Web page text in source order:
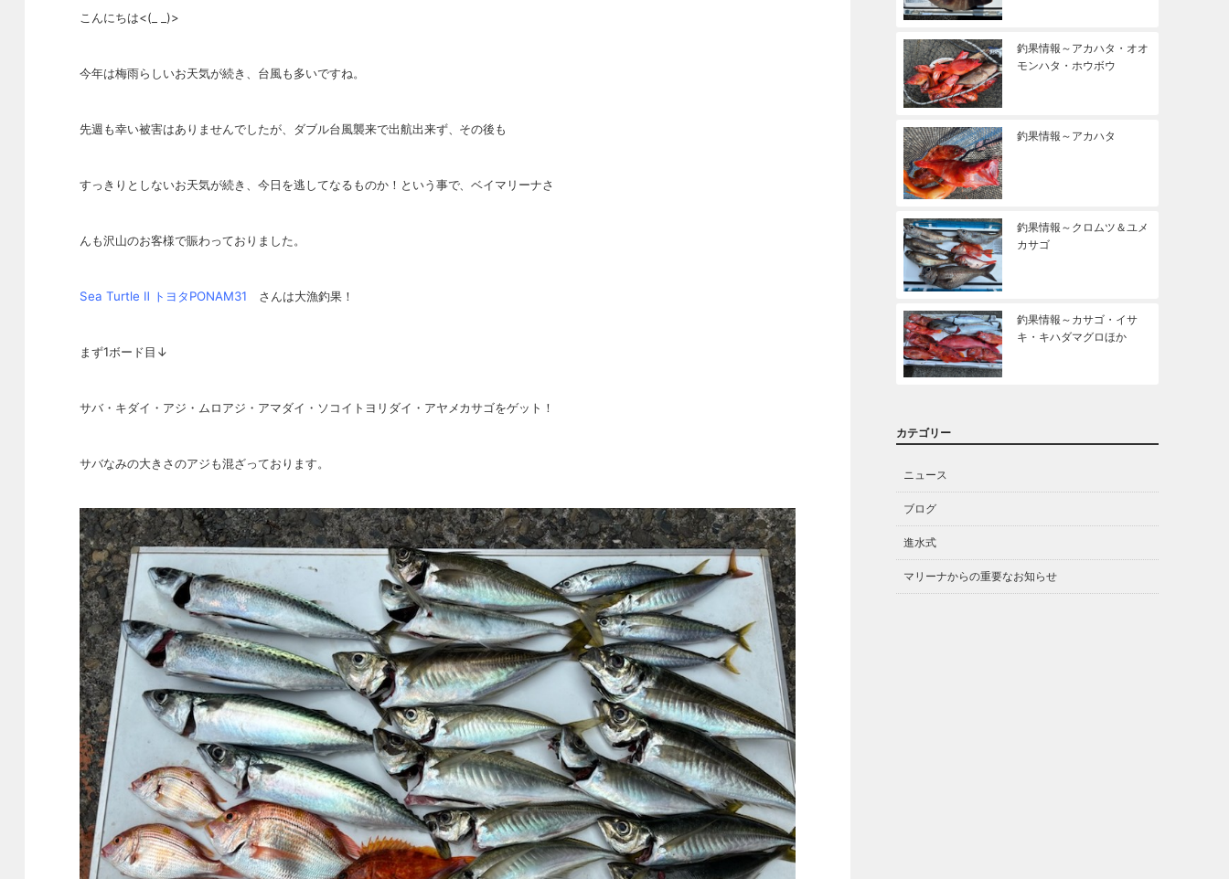
こんにちは<(_ _)>
今年は梅雨らしいお天気が続き、台風も多いですね。
先週も幸い被害はありませんでしたが、ダブル台風襲来で出航出来ず、その後も
すっきりとしないお天気が続き、今日を逃してなるものか！という事で、ベイマリーナさ
んも沢山のお客様で賑わっておりました。
Sea Turtle Ⅱ トヨタPONAM31 さんは大漁釣果！
まず1ボード目↓
サバ・キダイ・アジ・ムロアジ・アマダイ・ソコイトヨリダイ・アヤメカサゴをゲット！
サバなみの大きさのアジも混ざっております。
釣果情報～アカハタ・オオ
モンハタ・ホウボウ
釣果情報～アカハタ
釣果情報～クロムツ＆ユメ
カサゴ
釣果情報～カサゴ・イサ
キ・キハダマグロほか
カテゴリー
ニュース
ブログ
進水式
マリーナからの重要なお知らせ